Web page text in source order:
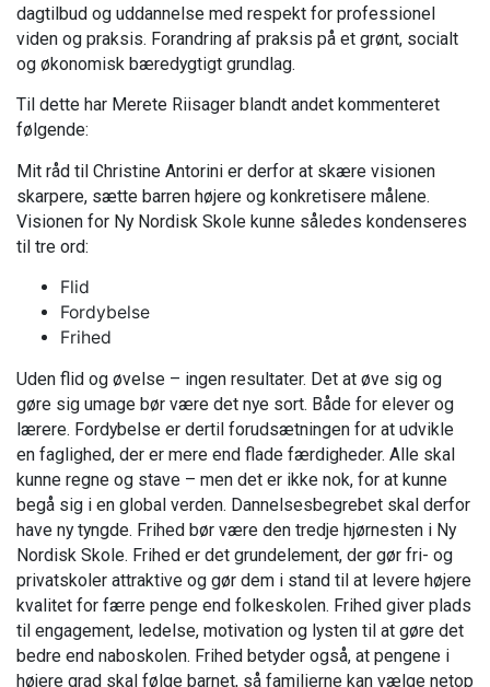
dagtilbud og uddannelse med respekt for professionel
viden og praksis. Forandring af praksis på et grønt, socialt
og økonomisk bæredygtigt grundlag.
Til dette har Merete Riisager blandt andet kommenteret
følgende:
Mit råd til Christine Antorini er derfor at skære visionen
skarpere, sætte barren højere og konkretisere målene.
Visionen for Ny Nordisk Skole kunne således kondenseres
til tre ord:
Flid
Fordybelse
Frihed
Uden flid og øvelse – ingen resultater. Det at øve sig og
gøre sig umage bør være det nye sort. Både for elever og
lærere. Fordybelse er dertil forudsætningen for at udvikle
en faglighed, der er mere end flade færdigheder. Alle skal
kunne regne og stave – men det er ikke nok, for at kunne
begå sig i en global verden. Dannelsesbegrebet skal derfor
have ny tyngde. Frihed bør være den tredje hjørnesten i Ny
Nordisk Skole. Frihed er det grundelement, der gør fri- og
privatskoler attraktive og gør dem i stand til at levere højere
kvalitet for færre penge end folkeskolen. Frihed giver plads
til engagement, ledelse, motivation og lysten til at gøre det
bedre end naboskolen. Frihed betyder også, at pengene i
højere grad skal følge barnet, så familierne kan vælge netop